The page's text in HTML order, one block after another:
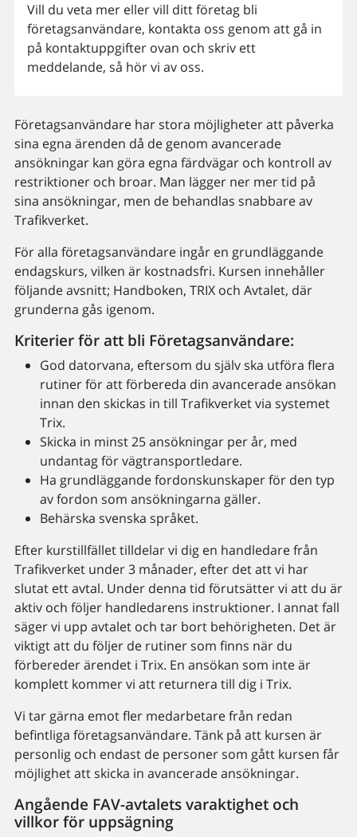
Vill du veta mer eller vill ditt företag bli
företagsanvändare, kontakta oss genom att gå in
på kontaktuppgifter ovan och skriv ett
meddelande, så hör vi av oss.
Företagsanvändare har stora möjligheter att påverka
sina egna ärenden då de genom avancerade
ansökningar kan göra egna färdvägar och kontroll av
restriktioner och broar. Man lägger ner mer tid på
sina ansökningar, men de behandlas snabbare av
Trafikverket.
För alla företagsanvändare ingår en grundläggande
endagskurs, vilken är kostnadsfri. Kursen innehåller
följande avsnitt; Handboken, TRIX och Avtalet, där
grunderna gås igenom.
Kriterier för att bli Företagsanvändare:
God datorvana, eftersom du själv ska utföra flera
rutiner för att förbereda din avancerade ansökan
innan den skickas in till Trafikverket via systemet
Trix.
Skicka in minst 25 ansökningar per år, med
undantag för vägtransportledare.
Ha grundläggande fordonskunskaper för den typ
av fordon som ansökningarna gäller.
Behärska svenska språket.
Efter kurstillfället tilldelar vi dig en handledare från
Trafikverket under 3 månader, efter det att vi har
slutat ett avtal. Under denna tid förutsätter vi att du är
aktiv och följer handledarens instruktioner. I annat fall
säger vi upp avtalet och tar bort behörigheten. Det är
viktigt att du följer de rutiner som finns när du
förbereder ärendet i Trix. En ansökan som inte är
komplett kommer vi att returnera till dig i Trix.
Vi tar gärna emot fler medarbetare från redan
befintliga företagsanvändare. Tänk på att kursen är
personlig och endast de personer som gått kursen får
möjlighet att skicka in avancerade ansökningar.
Angående FAV-avtalets varaktighet och
villkor för uppsägning